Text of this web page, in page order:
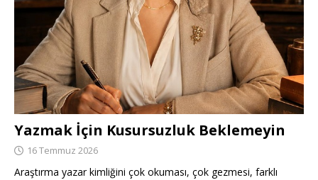
Yazmak İçin Kusursuzluk Beklemeyin
16 Temmuz 2026
Araştırma yazar kimliğini çok okuması, çok gezmesi, farklı